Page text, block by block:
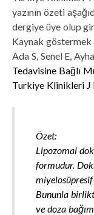
yazının özeti
dergiye üye olup
Kaynak göstermek
Ada S, Senel E,
Tedavisine Bağlı
Turkiye Klinikleri J
Özet:
Lipozomal
formudur.
Bununla
ve doza